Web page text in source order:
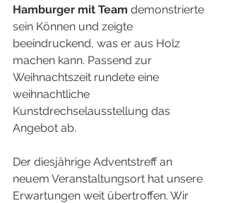
Hamburger mit Team demonstrierte
sein Können und zeigte
beeindruckend, was er aus Holz
machen kann. Passend zur
Weihnachtszeit rundete eine
weihnachtliche
Kunstdrechselausstellung das
Angebot ab.
Der diesjährige Adventstreff an
neuem Veranstaltungsort hat unsere
Erwartungen weit übertroffen. Wir